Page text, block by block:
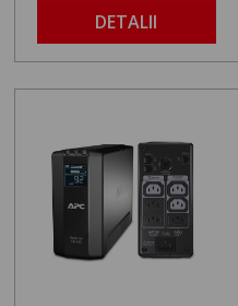
DETALII